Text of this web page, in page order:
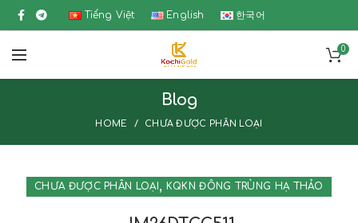
Tiếng Việt English 한국어
0
Blog
HOME CHƯA ĐƯỢC PHÂN LOẠI
CHƯA ĐƯỢC PHÂN LOẠI, KQKN ĐÔNG TRÙNG HẠ THẢO